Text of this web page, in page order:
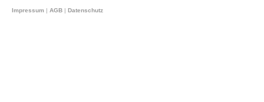
Impressum | AGB | Datenschutz